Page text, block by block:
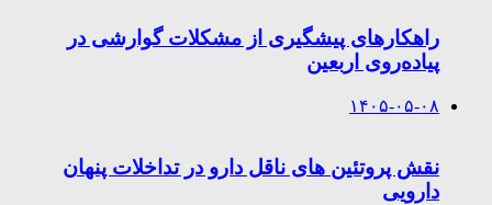
راهکارهای پیشگیری از مشکلات گوارشی در
پیاده‌روی اربعین
۱۴۰۵-۰۵-۰۸
نقش پروتئین های ناقل دارو در تداخلات پنهان
دارویی